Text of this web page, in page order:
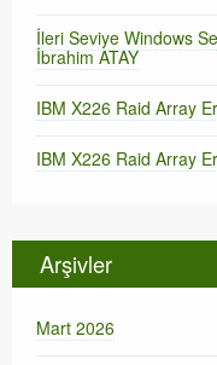
İleri Seviye Windows
İbrahim ATAY
IBM X226 Raid Array
IBM X226 Raid Array
Arşivler
Mart 2026